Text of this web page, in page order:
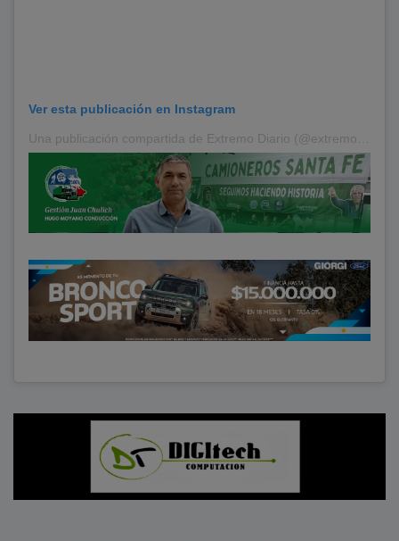
Ver esta publicación en Instagram